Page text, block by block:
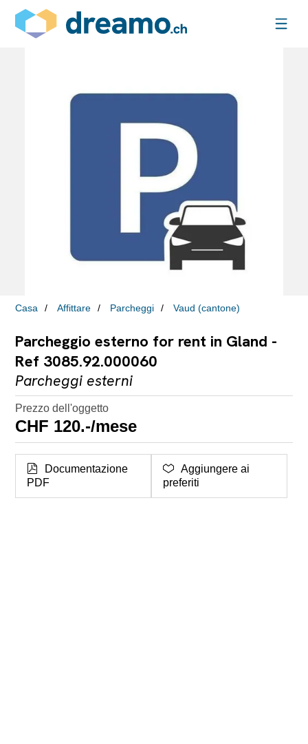
Casa Affittare Parcheggi Vaud (cantone)
Parcheggio esterno for rent in Gland -
Ref 3085.92.000060
Parcheggi esterni
Prezzo dell'oggetto
CHF 120.-/mese
Documentazione
PDF
Aggiungere ai
preferiti